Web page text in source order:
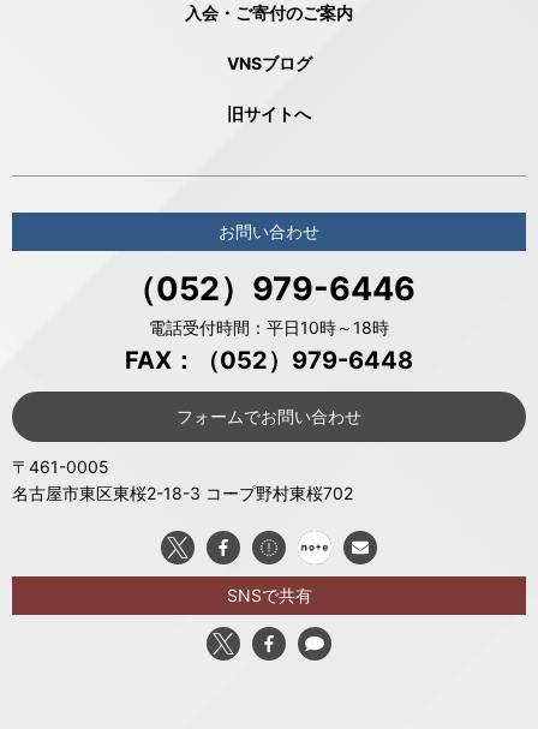
入会・ご寄付のご案内
VNSブログ
旧サイトへ
お問い合わせ
（052）979-6446
電話受付時間：平日10時～18時
FAX：（052）979-6448
フォームでお問い合わせ
〒461-0005
名古屋市東区東桜2-18-3 コープ野村東桜702
SNSで共有